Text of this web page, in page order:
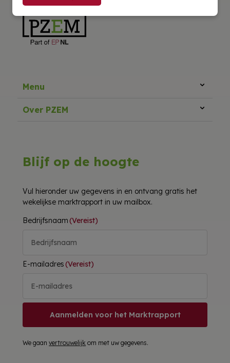
Menu
Over PZEM
Blijf op de hoogte
Vul hieronder uw gegevens in en ontvang gratis het
wekelijkse marktrapport in uw mailbox.
Bedrijfsnaam(Vereist)
E-mailadres(Vereist)
Aanmelden voor het Marktrapport
We gaanvertrouwelijk om met uw gegevens.